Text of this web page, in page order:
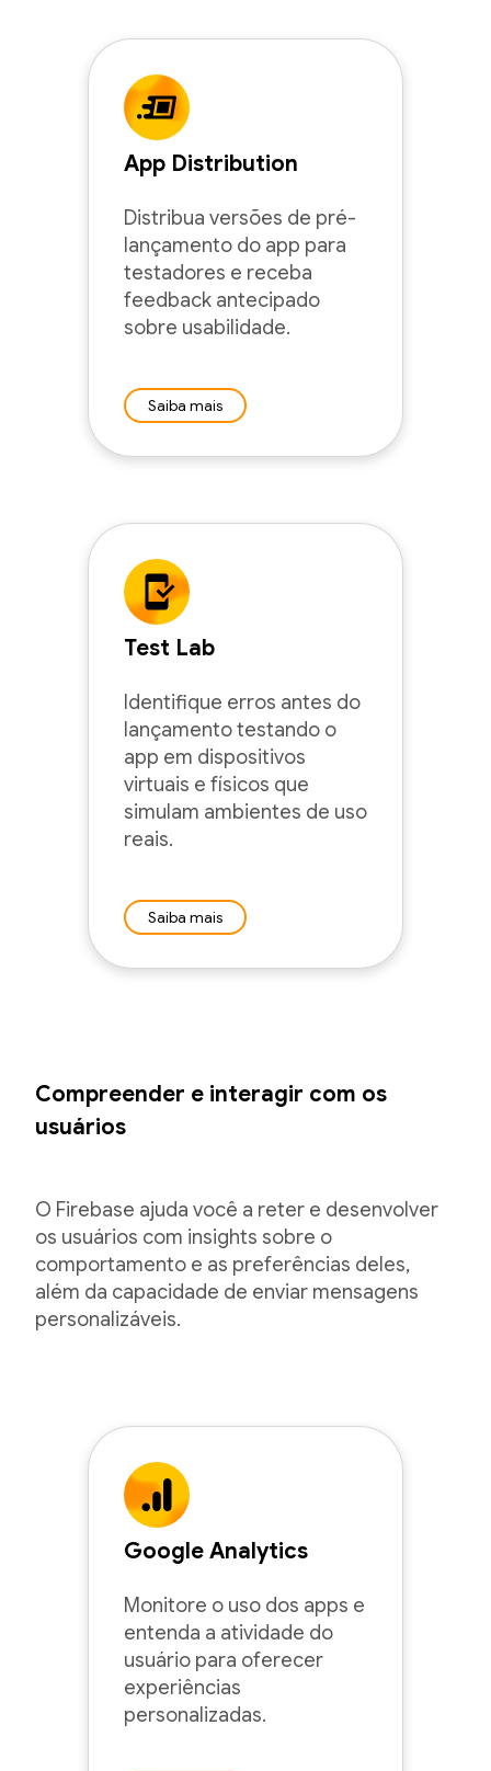
App Distribution
Distribua versões de pré-
lançamento do app para
testadores e receba
feedback antecipado
sobre usabilidade.
Saiba mais
Test Lab
Identifique erros antes do
lançamento testando o
app em dispositivos
virtuais e físicos que
simulam ambientes de uso
reais.
Saiba mais
Compreender e interagir com os
usuários
O Firebase ajuda você a reter e desenvolver
os usuários com insights sobre o
comportamento e as preferências deles,
além da capacidade de enviar mensagens
personalizáveis.
Google Analytics
Monitore o uso dos apps e
entenda a atividade do
usuário para oferecer
experiências
personalizadas.